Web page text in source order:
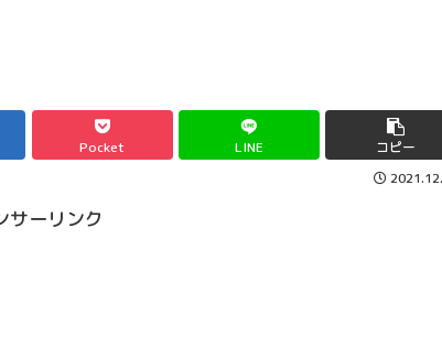
Pocket LINE
コピー
サーリンク